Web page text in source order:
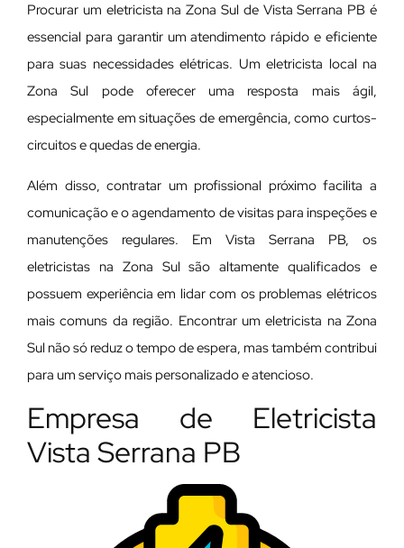
Procurar um eletricista na Zona Sul de Vista Serrana PB é
essencial para garantir um atendimento rápido e eficiente
para suas necessidades elétricas. Um eletricista local na
Zona Sul pode oferecer uma resposta mais ágil,
especialmente em situações de emergência, como curtos-
circuitos e quedas de energia.
Além disso, contratar um profissional próximo facilita a
comunicação e o agendamento de visitas para inspeções e
manutenções regulares. Em Vista Serrana PB, os
eletricistas na Zona Sul são altamente qualificados e
possuem experiência em lidar com os problemas elétricos
mais comuns da região. Encontrar um eletricista na Zona
Sul não só reduz o tempo de espera, mas também contribui
para um serviço mais personalizado e atencioso.
Empresa de Eletricista
Vista Serrana PB